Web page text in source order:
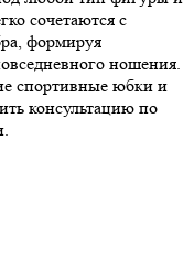
сочетаются с
формируя
ношения.
спортивные юбки и
консультацию по